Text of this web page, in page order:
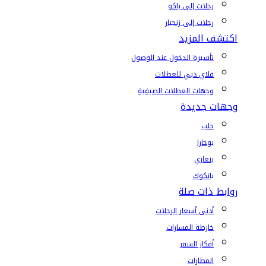
رحلات إلى باكو
رحلات إلى زنجبار
اكتشف المزيد
تأشيرة الدخول عند الوصول
فلاي دبي للعطلات
وجهات العطلات الصيفية
وجهات جديدة
حلب
بوخارا
بنغازي
بانكوك
روابط ذات صلة
أدنى أسعار الرحلات
خارطة المسارات
أفكار السفر
المطارات